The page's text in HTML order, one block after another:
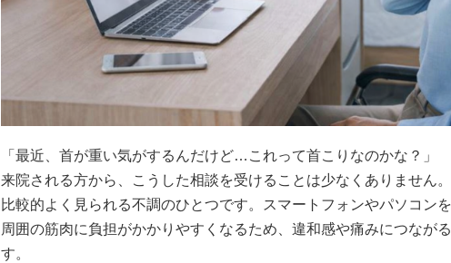
「最近、首が重い気がするんだけど…これって首こりなのかな？」
来院される方から、こうした相談を受けることは少なくありません
比較的よく見られる不調のひとつです。スマートフォンやパソコン
周囲の筋肉に負担がかかりやすくなるため、違和感や痛みにつなが
す。